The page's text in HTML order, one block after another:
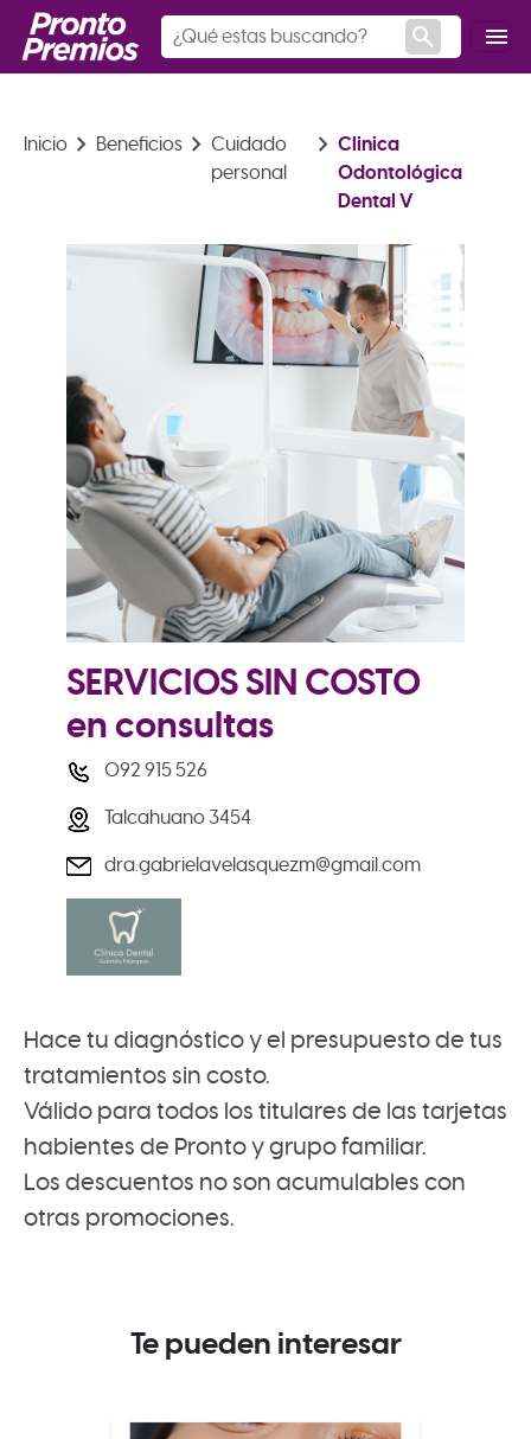
search menu
Iniciokeyboard_arrow_right Beneficioskeyboard_arrow_right Cuidado
personal
keyboard_arrow_right Clinica
Odontológica
Dental V
SERVICIOS SIN COSTO
en consultas
092 915 526
Talcahuano 3454
dra.gabrielavelasquezm@gmail.com
Hace tu diagnóstico y el presupuesto de tus
tratamientos sin costo.
Válido para todos los titulares de las tarjetas
habientes de Pronto y grupo familiar.
Los descuentos no son acumulables con
otras promociones.
Te pueden interesar